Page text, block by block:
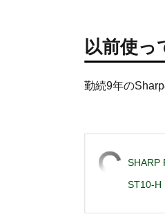
以前使っ
勤続9年の
SHARP
ST10-H